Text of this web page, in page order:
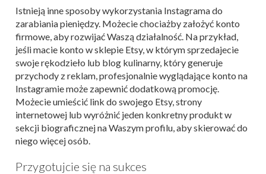
Istnieją inne sposoby wykorzystania Instagrama do
zarabiania pieniędzy. Możecie chociażby założyć konto
firmowe, aby rozwijać Waszą działalność. Na przykład,
jeśli macie konto w sklepie Etsy, w którym sprzedajecie
swoje rękodzieło lub blog kulinarny, który generuje
przychody z reklam, profesjonalnie wyglądające konto na
Instagramie może zapewnić dodatkową promocję.
Możecie umieścić link do swojego Etsy, strony
internetowej lub wyróżnić jeden konkretny produkt w
sekcji biograficznej na Waszym profilu, aby skierować do
niego więcej osób.
Przygotujcie się na sukces